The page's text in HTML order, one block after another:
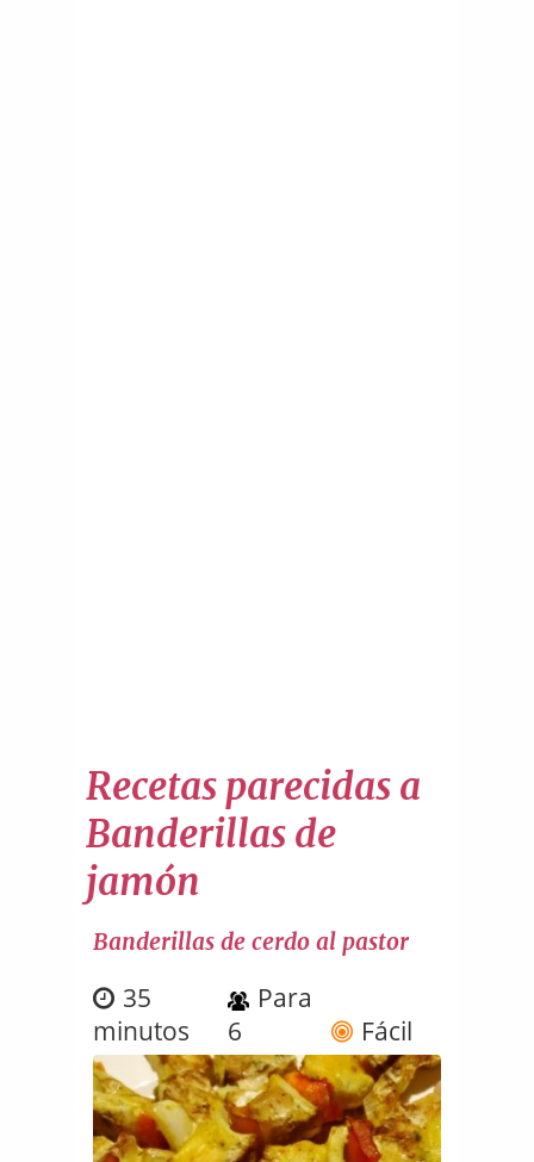
Recetas parecidas a
Banderillas de
jamón
Banderillas de cerdo al pastor
35
minutos
Para
6
Fácil